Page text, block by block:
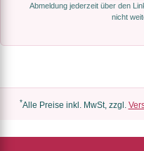
Abmeldung jederzeit über den
nicht
*Alle Preise inkl. MwSt, zzgl.